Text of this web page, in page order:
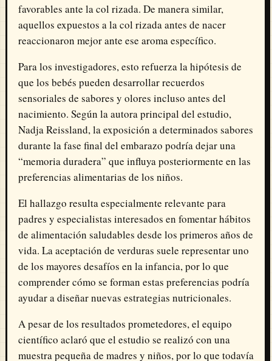
favorables ante la col rizada. De manera similar,
aquellos expuestos a la col rizada antes de nacer
reaccionaron mejor ante ese aroma específico.
Para los investigadores, esto refuerza la hipótesis de
que los bebés pueden desarrollar recuerdos
sensoriales de sabores y olores incluso antes del
nacimiento. Según la autora principal del estudio,
Nadja Reissland, la exposición a determinados sabores
durante la fase final del embarazo podría dejar una
“memoria duradera” que influya posteriormente en las
preferencias alimentarias de los niños.
El hallazgo resulta especialmente relevante para
padres y especialistas interesados en fomentar hábitos
de alimentación saludables desde los primeros años de
vida. La aceptación de verduras suele representar uno
de los mayores desafíos en la infancia, por lo que
comprender cómo se forman estas preferencias podría
ayudar a diseñar nuevas estrategias nutricionales.
A pesar de los resultados prometedores, el equipo
científico aclaró que el estudio se realizó con una
muestra pequeña de madres y niños, por lo que todavía